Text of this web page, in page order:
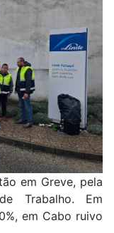
em Greve, pela
Trabalho. Em
em Cabo ruivo